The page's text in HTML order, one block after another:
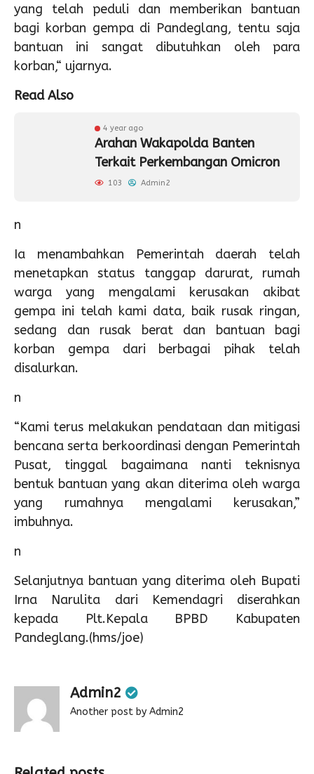
yang telah peduli dan memberikan bantuan
bagi korban gempa di Pandeglang, tentu saja
bantuan ini sangat dibutuhkan oleh para
korban,“ ujarnya.
Read Also
4 year ago
Arahan Wakapolda Banten
Terkait Perkembangan Omicron
103 Admin2
n
Ia menambahkan Pemerintah daerah telah
menetapkan status tanggap darurat, rumah
warga yang mengalami kerusakan akibat
gempa ini telah kami data, baik rusak ringan,
sedang dan rusak berat dan bantuan bagi
korban gempa dari berbagai pihak telah
disalurkan.
n
“Kami terus melakukan pendataan dan mitigasi
bencana serta berkoordinasi dengan Pemerintah
Pusat, tinggal bagaimana nanti teknisnya
bentuk bantuan yang akan diterima oleh warga
yang rumahnya mengalami kerusakan,”
imbuhnya.
n
Selanjutnya bantuan yang diterima oleh Bupati
Irna Narulita dari Kemendagri diserahkan
kepada Plt.Kepala BPBD Kabupaten
Pandeglang.(hms/joe)
Admin2
Another post by Admin2